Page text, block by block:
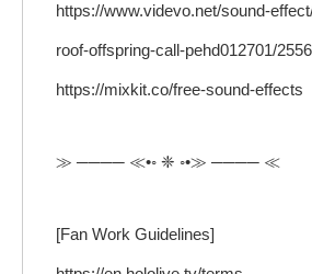
https://www.videvo.net/sound-
roof-offspring-call-pehd012701/
https://mixkit.co/free-sound-effects
≫ ──── ≪•◦ ❈ ◦•≫ ──── ≪
[Fan Work Guidelines]